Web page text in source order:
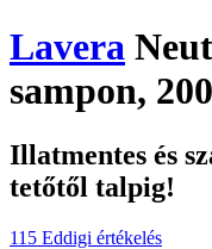
Lavera
sampon,
Illatmentes és
tetőtől talpig!
115 Eddigi értékelés